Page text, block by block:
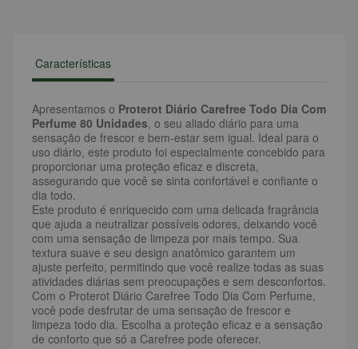
Características
Apresentamos o Proterot Diário Carefree Todo Dia Com
Perfume 80 Unidades, o seu aliado diário para uma
sensação de frescor e bem-estar sem igual. Ideal para o
uso diário, este produto foi especialmente concebido para
proporcionar uma proteção eficaz e discreta,
assegurando que você se sinta confortável e confiante o
dia todo.
Este produto é enriquecido com uma delicada fragrância
que ajuda a neutralizar possíveis odores, deixando você
com uma sensação de limpeza por mais tempo. Sua
textura suave e seu design anatômico garantem um
ajuste perfeito, permitindo que você realize todas as suas
atividades diárias sem preocupações e sem desconfortos.
Com o Proterot Diário Carefree Todo Dia Com Perfume,
você pode desfrutar de uma sensação de frescor e
limpeza todo dia. Escolha a proteção eficaz e a sensação
de conforto que só a Carefree pode oferecer.